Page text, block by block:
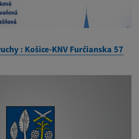
: Košice-KNV Furčianska 57